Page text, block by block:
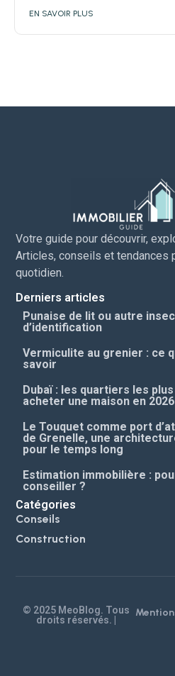
EN SAVOIR PLUS
Votre guide pour découvrir,
Articles, conseils et tendances
quotidien.
Derniers articles
Punaise de lit ou autre
d’identification
Vermiculite au grenier : ce
savoir
Dubaï : les quartiers les
acheter une maison en 2026
Le Touquet comme port
de Grenelle, une
pour le temps long
Estimation immobilière :
conseiller ?
Catégories
Conseils
Construction
© 2025 MeoBlog. Tous
droits réservés. |